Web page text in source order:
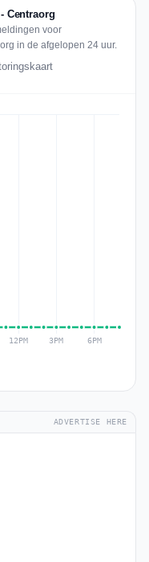
Centraorg
voor
in de afgelopen 24 uur.
ADVERTISE HERE